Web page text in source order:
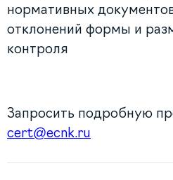
нормативных
отклонений формы и
контроля
Запросить подробную
cert@ecnk.ru